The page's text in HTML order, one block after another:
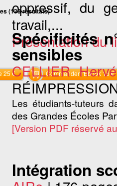
oppressif, du
travail,...
Présentation du
25 € Commander l'Ebook 16 €
(138 résultats)
Spécificités
sensibles
CELLIER Hervé
Les étudiants-tuteurs
des Grandes Écoles
[Version PDF réservé
Intégration